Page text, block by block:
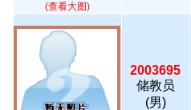
(查看大图)
2003695
储教员
(男)